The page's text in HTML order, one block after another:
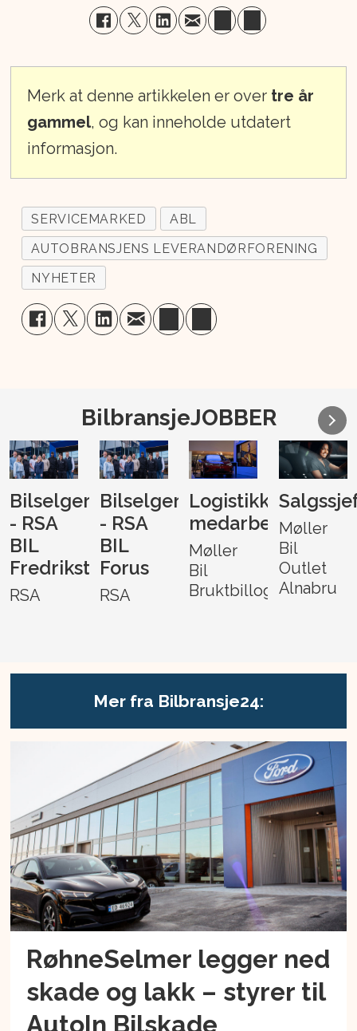
Merk at denne artikkelen er over tre år
gammel, og kan inneholde utdatert
informasjon.
SERVICEMARKED
ABL
AUTOBRANSJENS LEVERANDØRFORENING
NYHETER
BilbransjeJOBBER
Bilselger
- RSA
BIL
Fredrikstad
RSA
Bilselger
- RSA
BIL
Forus
RSA
Logistikk-
medarbeider
Møller
Bil
Bruktbillogistikk
Møller
Bil
Outlet
Alnabru
Mer fra Bilbransje24:
RøhneSelmer legger ned
skade og lakk – styrer til
AutoIn Bilskade